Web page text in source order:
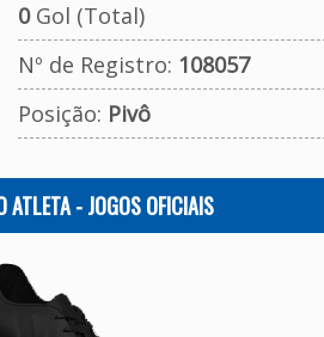
0Gol (Total)
Nº de Registro: 108057
Posição: Pivô
ATLETA - JOGOS OFICIAIS